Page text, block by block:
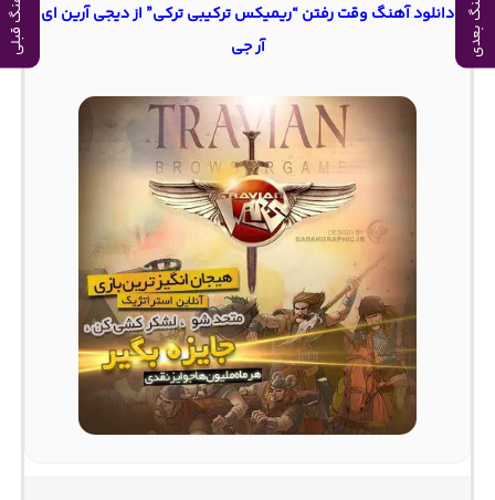
آهنگ بعدی آهنگ قبلی
دانلود آهنگ وقت رفتن “ریمیکس ترکیبی ترکی” از دیجی آرین ای
آر جی